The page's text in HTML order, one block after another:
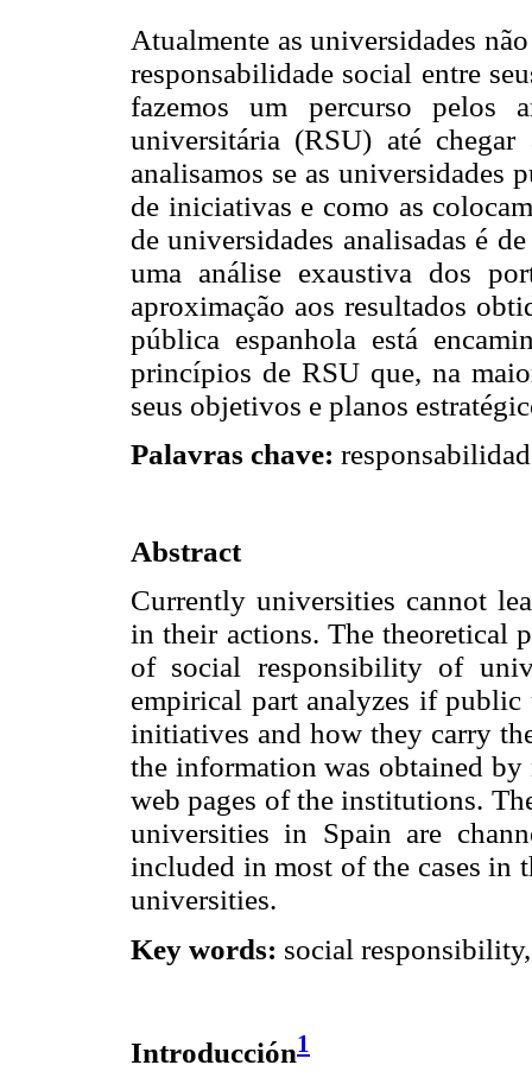
Atualmente as universidades
responsabilidade social entre
fazemos um percurso pelos
universitária (RSU) até
analisamos se as universidades
de iniciativas e como as
de universidades analisadas é
uma análise exaustiva dos
aproximação aos resultados
pública espanhola está
princípios de RSU que, na
seus objetivos e planos
Palavras chave:
Abstract
Currently universities cannot
in their actions. The theoretical
of social responsibility of
empirical part analyzes if
initiatives and how they carry
the information was obtained by
web pages of the institutions.
universities in Spain are
included in most of the cases in
universities.
Key words: social
Introducción1